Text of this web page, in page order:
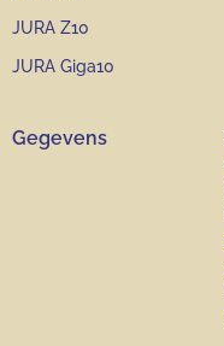
JURA Z10
JURA Giga10
Gegevens